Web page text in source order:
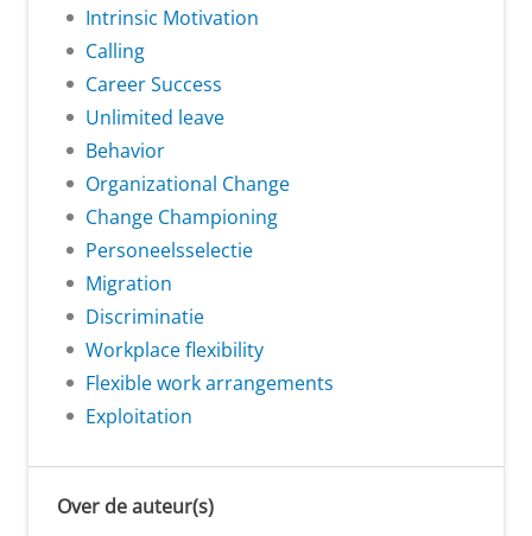
Intrinsic Motivation
Calling
Career Success
Unlimited leave
Behavior
Organizational Change
Change Championing
Personeelsselectie
Migration
Discriminatie
Workplace flexibility
Flexible work arrangements
Exploitation
Over de auteur(s)